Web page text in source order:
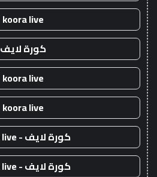
koora live
كورة لايف
koora live
koora live
كورة لايف - koora live
كورة لايف - koora live